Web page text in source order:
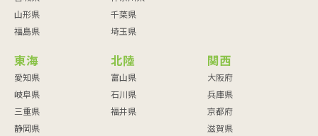
山形県
福島県
千葉県
埼玉県
東海
愛知県
岐阜県
三重県
静岡県
北陸
富山県
石川県
福井県
関西
大阪府
兵庫県
京都府
滋賀県